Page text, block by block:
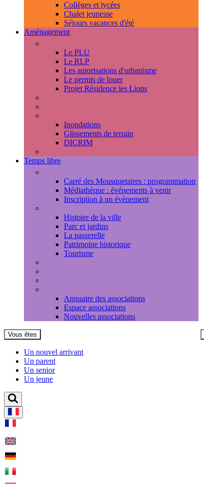
Collèges et lycées
Chalet jeunesse
Séjours vacances d'été
Aménagement
Le PLU
Le RLP
Les autorisations d'urbanisme
Le permis de louer
Projet Résidence les Lions
Inondations
Glissements de terrain
DICRIM
Temps libre
Carré des Mousquetaires : programmation
Médiathèque : événements à venir
Inscription à un évènement
Histoire de la ville
Parc et jardins
La passerelle
Patrimoine historique
Tourisme
Annuaire des associations
Espace associations
Nouvelles associations
Vous êtes
Un nouvel arrivant
Un parent
Un senior
Un jeune